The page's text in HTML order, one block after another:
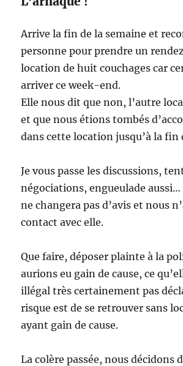
Arrive la fin de la semaine et
personne pour prendre un
location de huit couchages car
arriver ce week-end.
Elle nous dit que non, l’autre
et que nous étions tombés
dans cette location jusqu’à la fin
Je vous passe les discussions,
négociations, engueulade
ne changera pas d’avis et nous
contact avec elle.
Que faire, déposer plainte à la
aurions eu gain de cause, ce
illégal très certainement pas
risque est de se retrouver sans
ayant gain de cause.
La colère passée, nous décidons